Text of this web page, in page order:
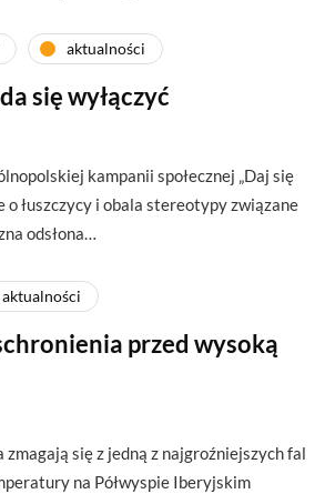
aktualności
się wyłączyć
kampanii społecznej „Daj się
o łuszczycy i obala stereotypy związane
odsłona…
aktualności
przed wysoką
się z jedną z najgroźniejszych fal
na Półwyspie Iberyjskim